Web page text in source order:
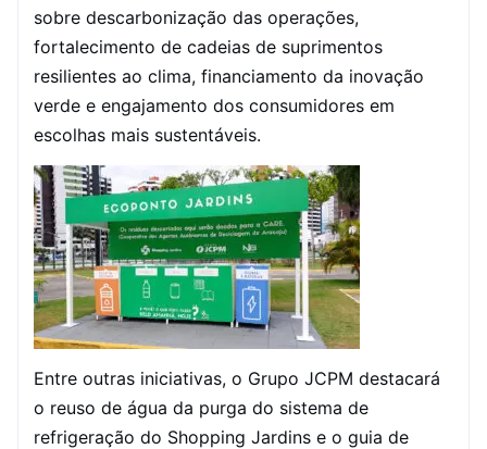
sobre descarbonização das operações,
fortalecimento de cadeias de suprimentos
resilientes ao clima, financiamento da inovação
verde e engajamento dos consumidores em
escolhas mais sustentáveis.
Entre outras iniciativas, o Grupo JCPM destacará
o reuso de água da purga do sistema de
refrigeração do Shopping Jardins e o guia de